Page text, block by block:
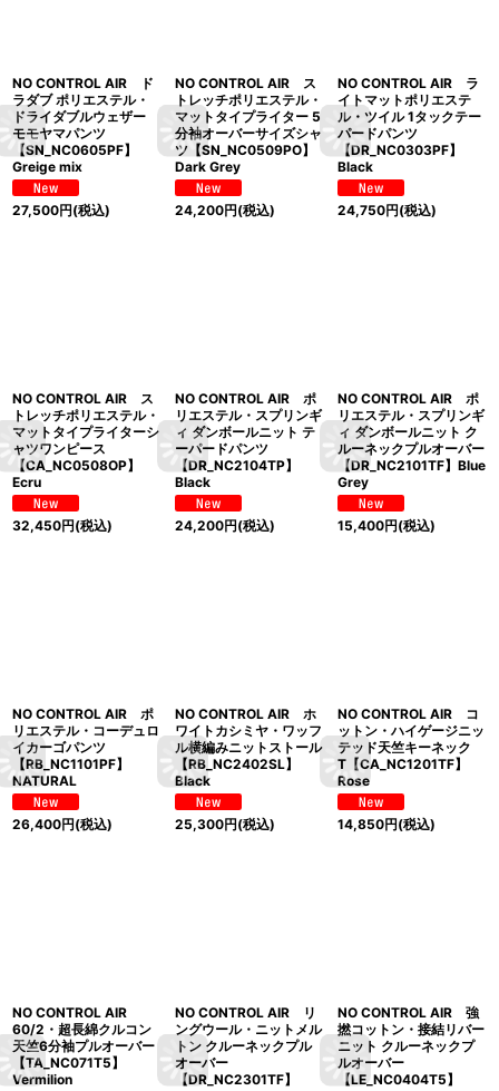
NO CONTROL AIR ド
ラダブ ポリエステル・
ドライダブルウェザー
モモヤマパンツ
【SN_NC0605PF】
Greige mix
27,500円(税込)
NO CONTROL AIR ス
トレッチポリエステル・
マットタイプライター 5
分袖オーバーサイズシャ
ツ【SN_NC0509PO】
Dark Grey
24,200円(税込)
NO CONTROL AIR ラ
イトマットポリエステ
ル・ツイル 1タックテー
パードパンツ
【DR_NC0303PF】
Black
24,750円(税込)
NO CONTROL AIR ス
トレッチポリエステル・
マットタイプライターシ
ャツワンピース
【CA_NC0508OP】
Ecru
32,450円(税込)
NO CONTROL AIR ポ
リエステル・スプリンギ
ィ ダンボールニット テ
ーパードパンツ
【DR_NC2104TP】
Black
24,200円(税込)
NO CONTROL AIR ポ
リエステル・スプリンギ
ィ ダンボールニット ク
ルーネックプルオーバー
【DR_NC2101TF】Blue
Grey
15,400円(税込)
NO CONTROL AIR ポ
リエステル・コーデュロ
イカーゴパンツ
【RB_NC1101PF】
NATURAL
26,400円(税込)
NO CONTROL AIR ホ
ワイトカシミヤ・ワッフ
ル横編みニットストール
【RB_NC2402SL】
Black
25,300円(税込)
NO CONTROL AIR コ
ットン・ハイゲージニッ
テッド天竺キーネック
T【CA_NC1201TF】
Rose
14,850円(税込)
NO CONTROL AIR
60/2・超長綿クルコン
天竺6分袖プルオーバー
【TA_NC071T5】
Vermilion
NO CONTROL AIR リ
ングウール・ニットメル
トン クルーネックプル
オーバー
【DR_NC2301TF】
NO CONTROL AIR 強
撚コットン・接結リバー
ニット クルーネックプ
ルオーバー
【LE_NC0404T5】